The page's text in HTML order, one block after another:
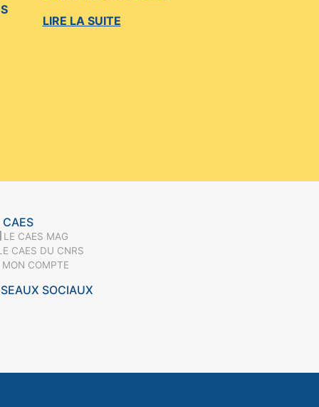
LIRE LA SUITE
CAES
LE CAES MAG
CAES DU CNRS
COMPTE
SOCIAUX